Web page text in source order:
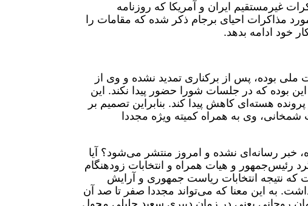
غیرمستقیم ایران و آمریکا که روزنامه
مذاکرات احیای برجام ذکر شده که مقامات را
خود ادامه بدهد.
بوده، پس از برکناری تمدید نشده و وی از
بوده که در جلسات شورا حضور پیدا نکند. این
هسته‌ای کاهش پیدا کند. بنابراین تصمیم بر
شمخانی، وی به همراه کمیته ویژه مجددا
خبر رسانه‌ای نشده و امروز منتشر می‌شود؟ آیا
رئیس‌جمهور و هیات همراه و انتخابات زودهنگام
نتیجه انتخابات ریاست جمهوری و آرایش
به این معنا که می‌تواند مجددا صفر تا صد آن
روحانی یعنی در زمان دبیری سعید جلیلی محول